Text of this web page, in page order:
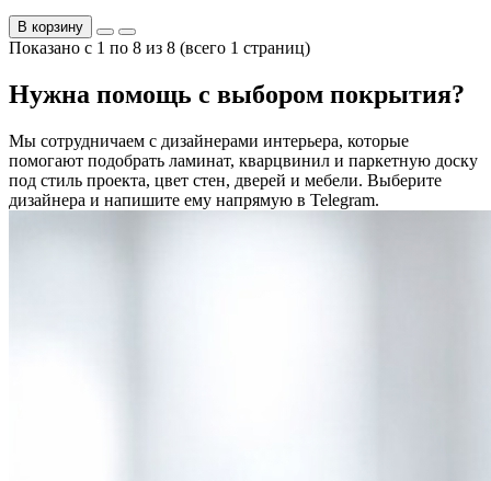
В корзину
Показано с 1 по 8 из 8 (всего 1 страниц)
Нужна помощь с выбором покрытия?
Мы сотрудничаем с дизайнерами интерьера, которые
помогают подобрать ламинат, кварцвинил и паркетную доску
под стиль проекта, цвет стен, дверей и мебели. Выберите
дизайнера и напишите ему напрямую в Telegram.